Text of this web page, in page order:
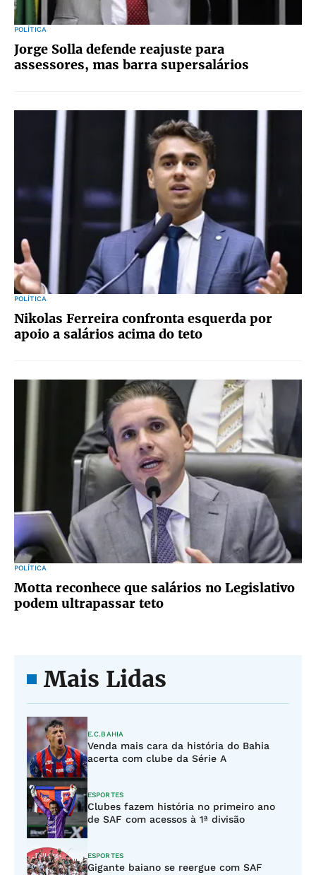
POLÍTICA
Jorge Solla defende reajuste para
assessores, mas barra supersalários
POLÍTICA
Nikolas Ferreira confronta esquerda por
apoio a salários acima do teto
POLÍTICA
Motta reconhece que salários no Legislativo
podem ultrapassar teto
Mais Lidas
E.C.BAHIA
Venda mais cara da história do Bahia
acerta com clube da Série A
ESPORTES
Clubes fazem história no primeiro ano
de SAF com acessos à 1ª divisão
ESPORTES
Gigante baiano se reergue com SAF